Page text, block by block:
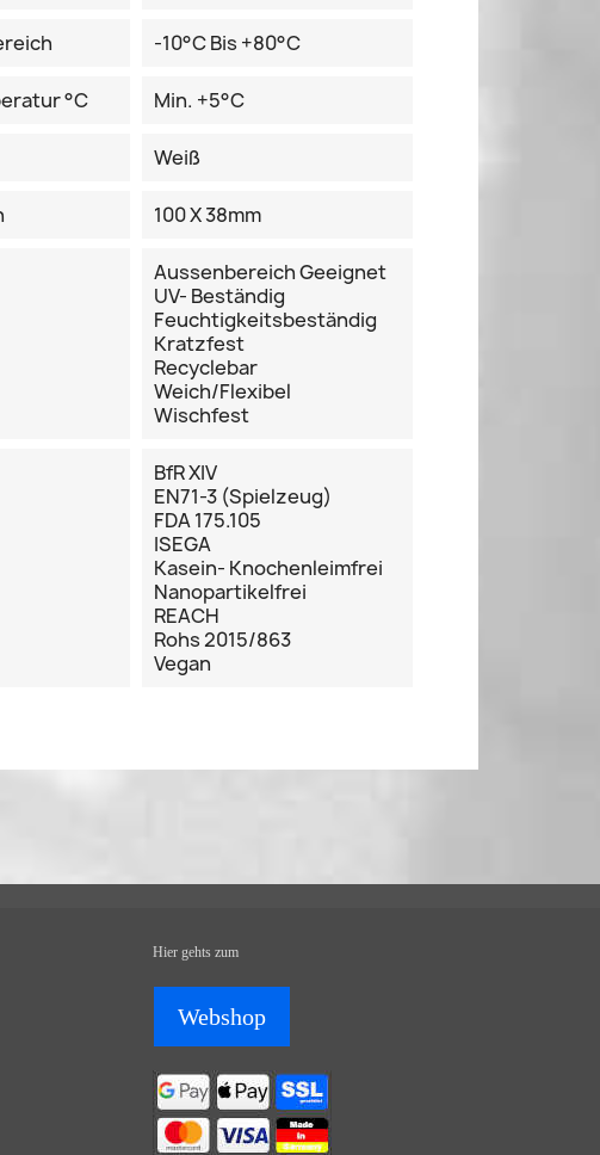
-10°C Bis +80°C
°C Min. +5°C
Weiß
100 X 38mm
Aussenbereich Geeignet
UV- Beständig
Feuchtigkeitsbeständig
Kratzfest
Recyclebar
Weich/flexibel
Wischfest
BfR XIV
EN71-3 (Spielzeug)
FDA 175.105
ISEGA
Kasein- Knochenleimfrei
Nanopartikelfrei
REACH
Rohs 2015/863
Vegan
Hier gehts zum
Webshop